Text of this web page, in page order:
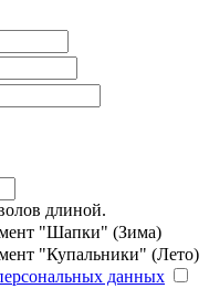
длиной.
"Шапки" (Зима)
"Купальники" (Лето)
данных